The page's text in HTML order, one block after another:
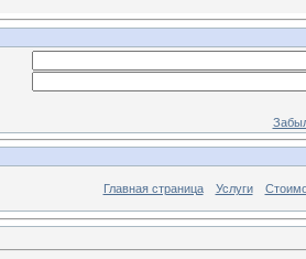
Главная страница Услуги